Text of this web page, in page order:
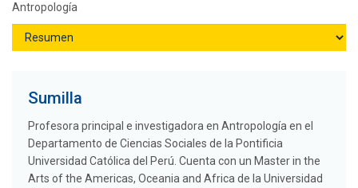
Antropología
Sumilla
Profesora principal e investigadora en Antropología en el
Departamento de Ciencias Sociales de la Pontificia
Universidad Católica del Perú. Cuenta con un Master in the
Arts of the Americas, Oceania and Africa de la Universidad